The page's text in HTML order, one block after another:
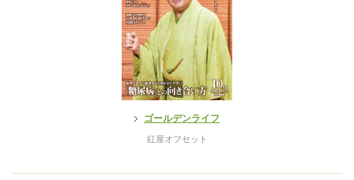
ゴールデンライフ
紅屋オフセット